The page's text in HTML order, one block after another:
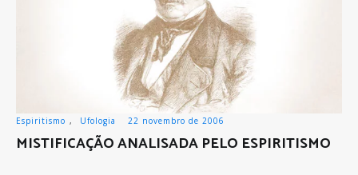
Espiritismo , Ufologia 22 novembro de 2006
MISTIFICAÇÃO ANALISADA PELO ESPIRITISMO